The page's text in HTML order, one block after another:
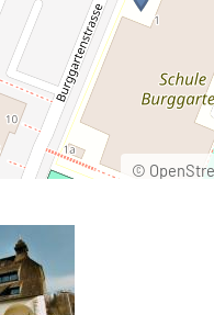
©